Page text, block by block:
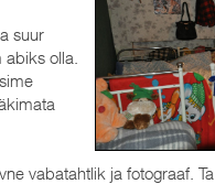
suur
olla.
vabatahtlik ja fotograaf.